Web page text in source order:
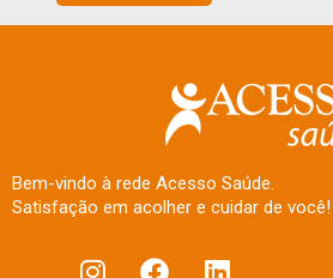
Bem-vindo à rede Acesso Saúde.
Satisfação em acolher e cuidar de você!